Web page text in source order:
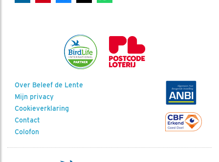
Over Beleef de Lente
Mijn privacy
Cookieverklaring
Contact
Colofon